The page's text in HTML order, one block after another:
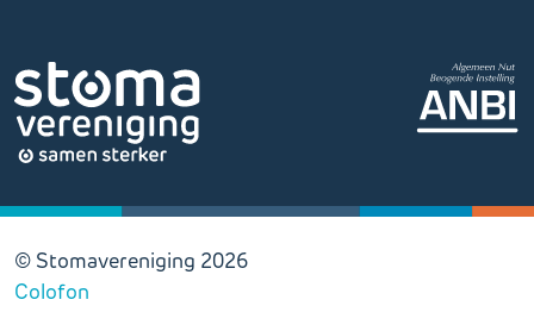
© Stomavereniging 2026
Colofon